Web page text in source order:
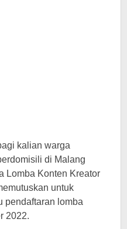
kalian warga
di Malang
Lomba Konten Kreator
untuk
pendaftaran lomba
2022.